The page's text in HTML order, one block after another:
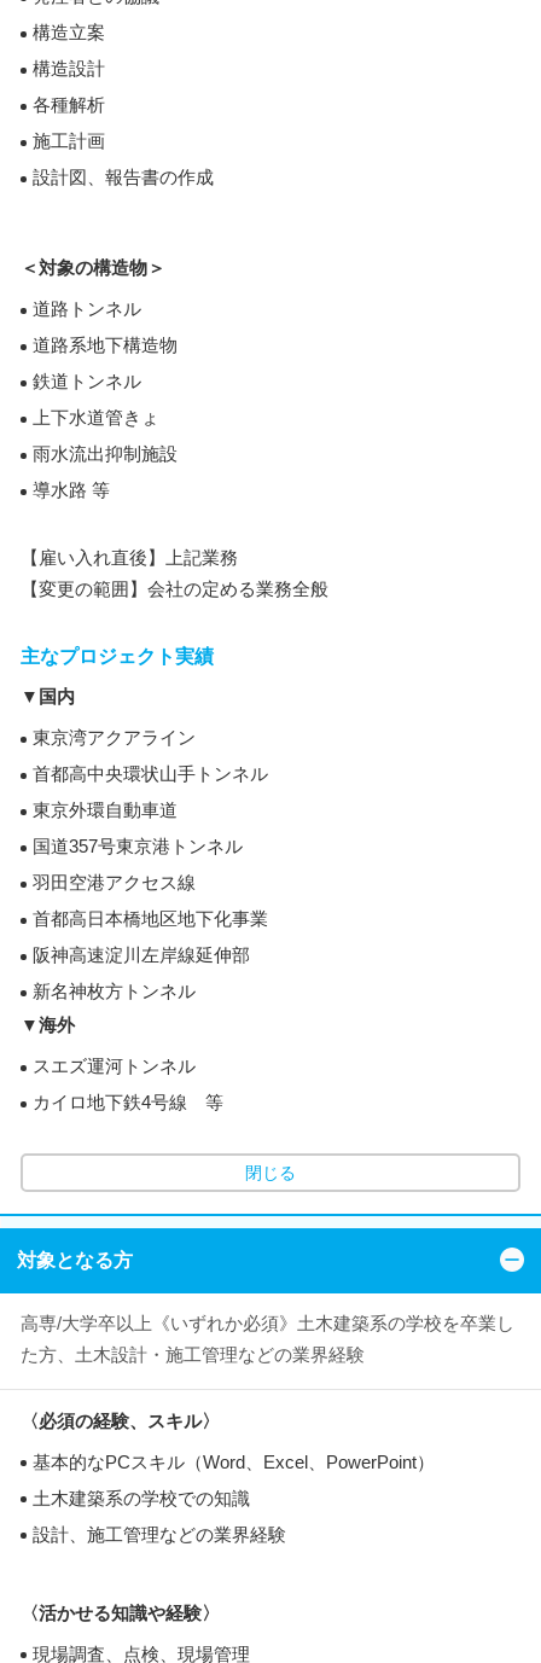
構造立案
構造設計
各種解析
施工計画
設計図、報告書の作成
＜対象の構造物＞
道路トンネル
道路系地下構造物
鉄道トンネル
上下水道管きょ
雨水流出抑制施設
導水路 等
【雇い入れ直後】上記業務
【変更の範囲】会社の定める業務全般
主なプロジェクト実績
▼国内
東京湾アクアライン
首都高中央環状山手トンネル
東京外環自動車道
国道357号東京港トンネル
羽田空港アクセス線
首都高日本橋地区地下化事業
阪神高速淀川左岸線延伸部
新名神枚方トンネル
▼海外
スエズ運河トンネル
カイロ地下鉄4号線 等
閉じる
対象となる方
高専/大学卒以上《いずれか必須》土木建築系の学校を卒業し
た方、土木設計・施工管理などの業界経験
〈必須の経験、スキル〉
基本的なPCスキル（Word、Excel、PowerPoint）
土木建築系の学校での知識
設計、施工管理などの業界経験
〈活かせる知識や経験〉
現場調査、点検、現場管理